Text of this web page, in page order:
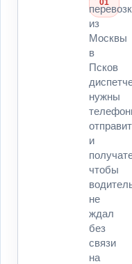
01
из
Москвы
в
Псков
нужны
и
чтобы
не
ждал
без
связи
на